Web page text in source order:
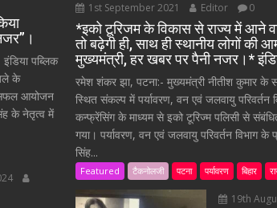
पब्लिक
के
सफल आयोजन
के नेतृत्व में
1st September 2021 Editor 0
*इको टूरिजम के विकास से राज्य में आने
तो बढ़ेगी ही, साथ ही स्थानीय लोगों की
मुख्यमंत्री, हर खबर पर पैनी नजर।*
रमेश शंकर झा, पटना:- मुख्यमंत्री नीतीश कुमार के
स्थित संकल्प में पर्यावरण, वन एवं जलवायु परिवर्तन
कन्फ्रेंसिंग के माध्यम से इको टूरिज्म पलिसी से
गया। पर्यावरण, वन एवं जलवायु परिवर्तन विभाग के
सिंह...
Featured टैकनोलजी पटना पर्यावरण बिहार
19th